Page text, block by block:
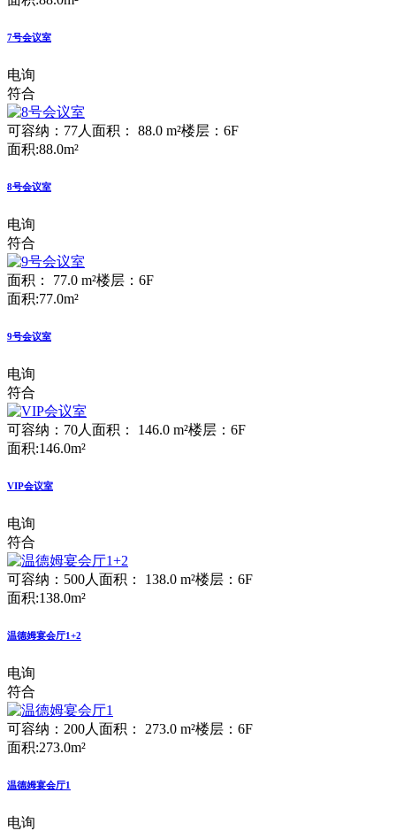
7号会议室
电询
符合
可容纳：77人 面积： 88.0 m²楼层：6F
面积:88.0m²
8号会议室
电询
符合
面积： 77.0 m²楼层：6F
面积:77.0m²
9号会议室
电询
符合
可容纳：70人 面积： 146.0 m²楼层：6F
面积:146.0m²
VIP会议室
电询
符合
可容纳：500人 面积： 138.0 m²楼层：6F
面积:138.0m²
温德姆宴会厅1+2
电询
符合
可容纳：200人 面积： 273.0 m²楼层：6F
面积:273.0m²
温德姆宴会厅1
电询